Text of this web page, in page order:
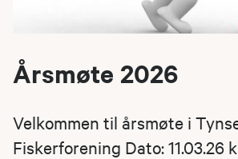
Årsmøte 2026
Velkommen til årsmøte i
Fiskerforening Dato: 11.03.26